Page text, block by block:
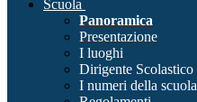
Scuola
Panoramica
Presentazione
I luoghi
Dirigente Scolastico
I numeri della scuola